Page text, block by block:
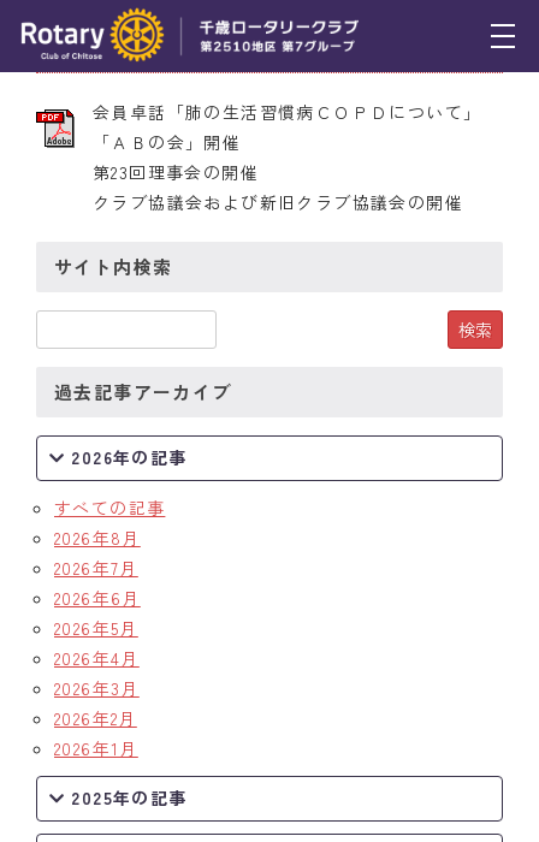
トピックス
例会報告
活動報告
理事会報告
スケジュール
組織図
クラブのあゆみ
クラブの歴史
歴代会長・幹事
記念誌
案内
例会場・事務局の案内
2012年6月7日 第2104号
会員卓話「肺の生活習慣病ＣＯＰＤについて」
「ＡＢの会」開催
第23回理事会の開催
クラブ協議会および新旧クラブ協議会の開催
サイト内検索
過去記事アーカイブ
2026年の記事
すべての記事
2026年8月
2026年7月
2026年6月
2026年5月
2026年4月
2026年3月
2026年2月
2026年1月
2025年の記事